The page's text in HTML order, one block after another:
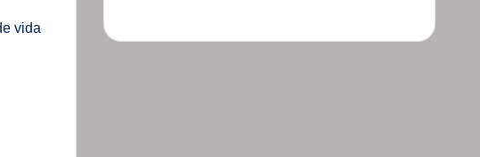
vida